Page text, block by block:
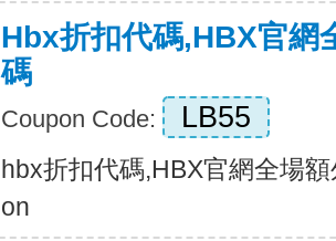
Hbx折扣代碼,HBX官網
碼
Coupon Code: LB55
hbx折扣代碼,HBX官網全場
on